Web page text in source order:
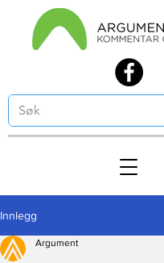
Innlegg
Argument